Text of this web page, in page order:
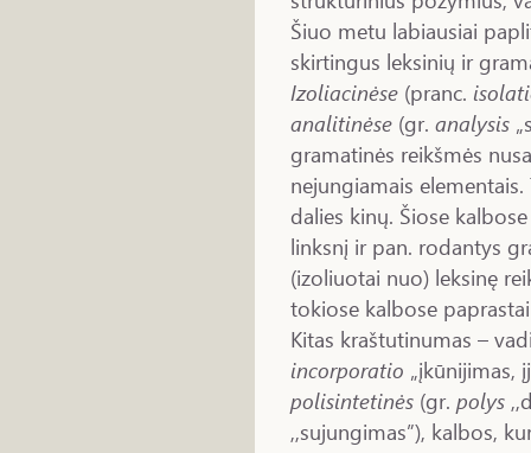
Šiuo metu labiausiai
skirtingus leksinių ir
Izoliacinėse (pranc.
analitinėse (gr. analysis
gramatinės reikšmės
nejungiamais
dalies kinų. Šiose
linksnį ir pan. rodantys
(izoliuotai nuo) leksinę
tokiose kalbose
Kitas kraštutinumas –
incorporatio „įkūnijimas,
polisintetinės (gr. polys
,,sujungimas”), kalbos,